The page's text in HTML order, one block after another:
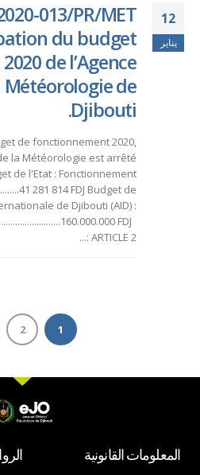
12
يناير
013/PR/MET
du budget
de l’Agence
de
Djibouti.
de fonctionnement 2020,
la Météorologie est arrêté
de l'Etat : Fonctionnement
281 814 FDJ Budget de
de Djibouti (AID) :
FDJ
ARTICLE 2 :...
1
2
المعلومات القانونية